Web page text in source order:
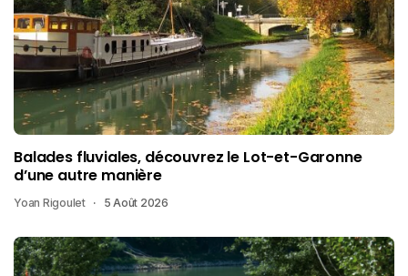
Balades fluviales, découvrez le Lot-et-Garonne
d’une autre manière
Yoan Rigoulet 5 Août 2026